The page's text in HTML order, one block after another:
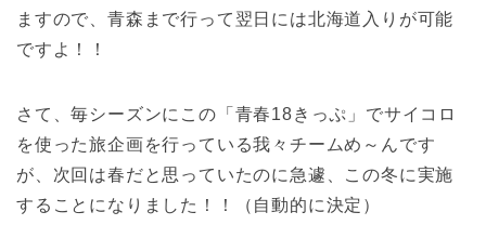
ますので、青森まで行って翌日には北海道入りが可能
ですよ！！
さて、毎シーズンにこの「青春18きっぷ」でサイコロ
を使った旅企画を行っている我々チームめ～んです
が、次回は春だと思っていたのに急遽、この冬に実施
することになりました！！（自動的に決定）